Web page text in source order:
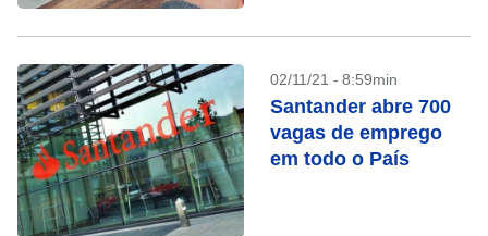
02/11/21 - 8:59min
Santander abre 700
vagas de emprego
em todo o País